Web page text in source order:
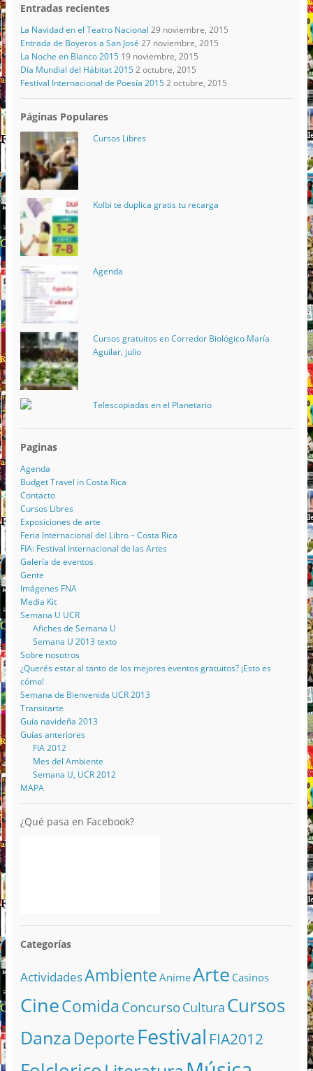
Entradas recientes
La Navidad en el Teatro Nacional 29 noviembre, 2015
Entrada de Boyeros a San José 27 noviembre, 2015
La Noche en Blanco 2015 19 noviembre, 2015
Día Mundial del Hábitat 2015 2 octubre, 2015
Festival Internacional de Poesía 2015 2 octubre, 2015
Páginas Populares
Cursos Libres
Kolbi te duplica gratis tu recarga
Agenda
Cursos gratuitos en Corredor Biológico María
Aguilar, julio
Telescopiadas en el Planetario
Paginas
Agenda
Budget Travel in Costa Rica
Contacto
Cursos Libres
Exposiciones de arte
Feria Internacional del Libro – Costa Rica
FIA: Festival Internacional de las Artes
Galería de eventos
Gente
Imágenes FNA
Media Kit
Semana U UCR
Afiches de Semana U
Semana U 2013 texto
Sobre nosotros
¿Querés estar al tanto de los mejores eventos gratuitos? ¡Esto es
cómo!
Semana de Bienvenida UCR 2013
Transitarte
Guía navideña 2013
Guías anteriores
FIA 2012
Mes del Ambiente
Semana U, UCR 2012
MAPA
¿Qué pasa en Facebook?
Categorías
ActividadesAmbiente AnimeArte Casinos
CineComida ConcursoCultura Cursos
Danza DeporteFestival FIA2012